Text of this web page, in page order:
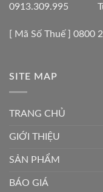
0913.309.995 Tư
[ Mã Số Thuế ] 0800
SITE MAP
TRANG CHỦ
GIỚI THIỆU
SẢN PHẨM
BÁO GIÁ